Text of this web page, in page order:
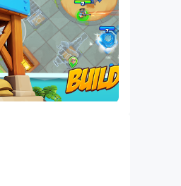
！控制你的部隊和